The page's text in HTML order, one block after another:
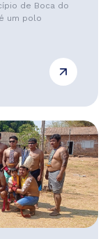
de Boca do
um polo